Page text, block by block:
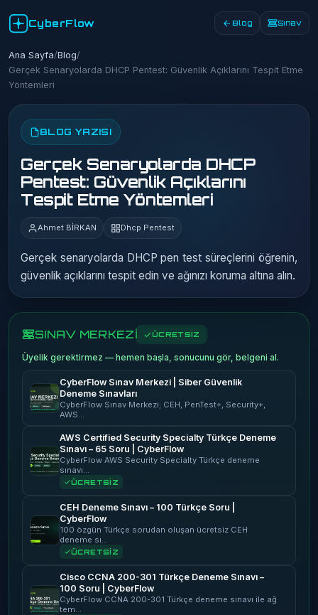
CyberFlow Blog Sınav
Ana Sayfa/Blog/
Gerçek Senaryolarda DHCP Pentest: Güvenlik Açıklarını Tespit Etme
Yöntemleri
BLOG YAZISI
Gerçek Senaryolarda DHCP
Pentest: Güvenlik Açıklarını
Tespit Etme Yöntemleri
Ahmet BİRKAN Dhcp Pentest
Gerçek senaryolarda DHCP pen test süreçlerini öğrenin,
güvenlik açıklarını tespit edin ve ağınızı koruma altına alın.
SINAV MERKEZİ ÜCRETSİZ
Üyelik gerektirmez — hemen başla, sonucunu gör, belgeni al.
CyberFlow Sınav Merkezi | Siber Güvenlik
Deneme Sınavları
CyberFlow Sınav Merkezi; CEH, PenTest+, Security+,
AWS…
AWS Certified Security Specialty Türkçe Deneme
Sınavı – 65 Soru | CyberFlow
CyberFlow AWS Security Specialty Türkçe deneme
sınavı…
ÜCRETSİZ
CEH Deneme Sınavı – 100 Türkçe Soru |
CyberFlow
100 özgün Türkçe sorudan oluşan ücretsiz CEH
deneme sı…
ÜCRETSİZ
Cisco CCNA 200-301 Türkçe Deneme Sınavı –
100 Soru | CyberFlow
CyberFlow CCNA 200-301 Türkçe deneme sınavı ile ağ
tem…